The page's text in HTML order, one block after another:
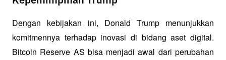
Dengan kebijakan ini, Donald Trump menunjukkan
komitmennya terhadap inovasi di bidang aset digital.
Bitcoin Reserve AS bisa menjadi awal dari perubahan